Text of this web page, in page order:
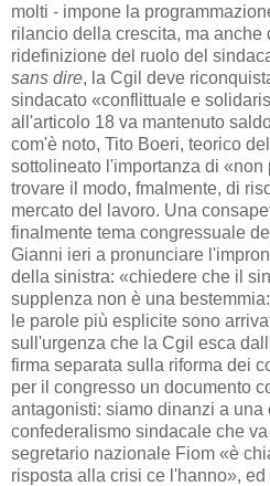
molti - impone la
rilancio della crescita, ma anche
ridefinizione del ruolo del
sans dire, la Cgil deve
sindacato «conflittuale e
all'articolo 18 va mantenuto
com'è noto, Tito Boeri, teorico
sottolineato l'importanza di
trovare il modo, fmalmente, di
mercato del lavoro. Una
finalmente tema congressuale
Gianni ieri a pronunciare
della sinistra: «chiedere che il
supplenza non è una
le parole più esplicite sono
sull'urgenza che la Cgil esca
firma separata sulla riforma dei
per il congresso un documento
antagonisti: siamo dinanzi a una
confederalismo sindacale che va
segretario nazionale Fiom «è
risposta alla crisi ce l'hanno»,